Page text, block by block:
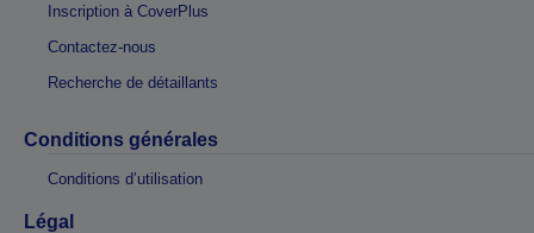
Inscription à CoverPlus
Contactez-nous
Recherche de détaillants
Conditions générales
Conditions d’utilisation
Légal